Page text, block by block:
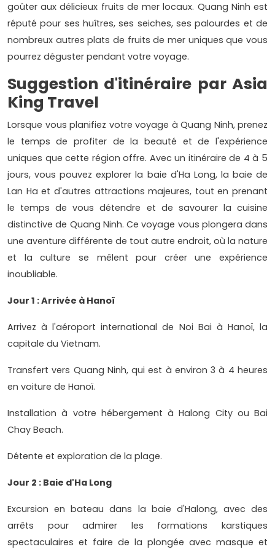
goûter aux délicieux fruits de mer locaux. Quang Ninh est
réputé pour ses huîtres, ses seiches, ses palourdes et de
nombreux autres plats de fruits de mer uniques que vous
pourrez déguster pendant votre voyage.
Suggestion d'itinéraire par Asia
King Travel
Lorsque vous planifiez votre voyage à Quang Ninh, prenez
le temps de profiter de la beauté et de l'expérience
uniques que cette région offre. Avec un itinéraire de 4 à 5
jours, vous pouvez explorer la baie d'Ha Long, la baie de
Lan Ha et d'autres attractions majeures, tout en prenant
le temps de vous détendre et de savourer la cuisine
distinctive de Quang Ninh. Ce voyage vous plongera dans
une aventure différente de tout autre endroit, où la nature
et la culture se mêlent pour créer une expérience
inoubliable.
Jour 1 : Arrivée à Hanoï
Arrivez à l'aéroport international de Noi Bai à Hanoï, la
capitale du Vietnam.
Transfert vers Quang Ninh, qui est à environ 3 à 4 heures
en voiture de Hanoï.
Installation à votre hébergement à Halong City ou Bai
Chay Beach.
Détente et exploration de la plage.
Jour 2 : Baie d'Ha Long
Excursion en bateau dans la baie d'Halong, avec des
arrêts pour admirer les formations karstiques
spectaculaires et faire de la plongée avec masque et